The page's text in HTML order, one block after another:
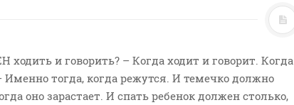
и говорить? – Когда ходит и говорит. Когда
тогда, когда режутся. И темечко должно
оно зарастает. И спать ребенок должен столько,